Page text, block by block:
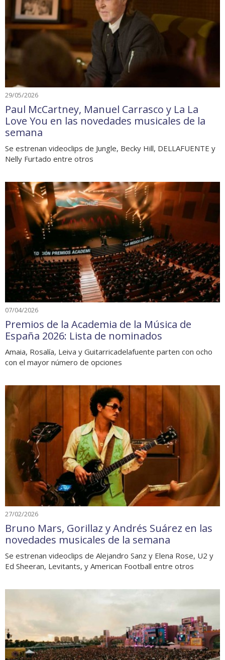
29/05/2026
Paul McCartney, Manuel Carrasco y La La
Love You en las novedades musicales de la
semana
Se estrenan videoclips de Jungle, Becky Hill, DELLAFUENTE y
Nelly Furtado entre otros
07/04/2026
Premios de la Academia de la Música de
España 2026: Lista de nominados
Amaia, Rosalía, Leiva y Guitarricadelafuente parten con ocho
con el mayor número de opciones
27/02/2026
Bruno Mars, Gorillaz y Andrés Suárez en las
novedades musicales de la semana
Se estrenan videoclips de Alejandro Sanz y Elena Rose, U2 y
Ed Sheeran, Levitants, y American Football entre otros